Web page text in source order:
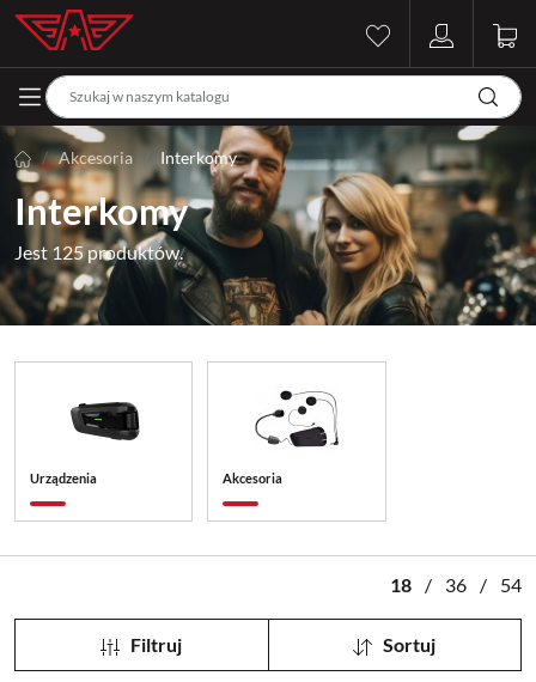
Akcesoria Interkomy
Interkomy
Jest 125 produktów.
Urządzenia Akcesoria
18 / 36 / 54
Filtruj Sortuj